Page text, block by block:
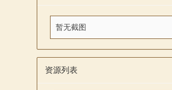
中
暂无截图
资源列表